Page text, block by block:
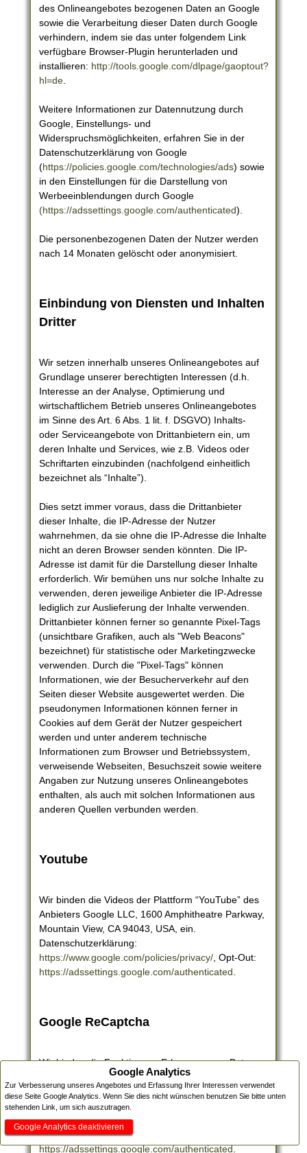
des Onlineangebotes bezogenen Daten an Google
sowie die Verarbeitung dieser Daten durch Google
verhindern, indem sie das unter folgendem Link
verfügbare Browser-Plugin herunterladen und
installieren: http://tools.google.com/dlpage/gaoptout?
hl=de.
Weitere Informationen zur Datennutzung durch
Google, Einstellungs- und
Widerspruchsmöglichkeiten, erfahren Sie in der
Datenschutzerklärung von Google
(https://policies.google.com/technologies/ads) sowie
in den Einstellungen für die Darstellung von
Werbeeinblendungen durch Google
(https://adssettings.google.com/authenticated).
Die personenbezogenen Daten der Nutzer werden
nach 14 Monaten gelöscht oder anonymisiert.
Einbindung von Diensten und Inhalten
Dritter
Wir setzen innerhalb unseres Onlineangebotes auf
Grundlage unserer berechtigten Interessen (d.h.
Interesse an der Analyse, Optimierung und
wirtschaftlichem Betrieb unseres Onlineangebotes
im Sinne des Art. 6 Abs. 1 lit. f. DSGVO) Inhalts-
oder Serviceangebote von Drittanbietern ein, um
deren Inhalte und Services, wie z.B. Videos oder
Schriftarten einzubinden (nachfolgend einheitlich
bezeichnet als “Inhalte”).
Dies setzt immer voraus, dass die Drittanbieter
dieser Inhalte, die IP-Adresse der Nutzer
wahrnehmen, da sie ohne die IP-Adresse die Inhalte
nicht an deren Browser senden könnten. Die IP-
Adresse ist damit für die Darstellung dieser Inhalte
erforderlich. Wir bemühen uns nur solche Inhalte zu
verwenden, deren jeweilige Anbieter die IP-Adresse
lediglich zur Auslieferung der Inhalte verwenden.
Drittanbieter können ferner so genannte Pixel-Tags
(unsichtbare Grafiken, auch als "Web Beacons"
bezeichnet) für statistische oder Marketingzwecke
verwenden. Durch die "Pixel-Tags" können
Informationen, wie der Besucherverkehr auf den
Seiten dieser Website ausgewertet werden. Die
pseudonymen Informationen können ferner in
Cookies auf dem Gerät der Nutzer gespeichert
werden und unter anderem technische
Informationen zum Browser und Betriebssystem,
verweisende Webseiten, Besuchszeit sowie weitere
Angaben zur Nutzung unseres Onlineangebotes
enthalten, als auch mit solchen Informationen aus
anderen Quellen verbunden werden.
Youtube
Wir binden die Videos der Plattform “YouTube” des
Anbieters Google LLC, 1600 Amphitheatre Parkway,
Mountain View, CA 94043, USA, ein.
Datenschutzerklärung:
https://www.google.com/policies/privacy/, Opt-Out:
https://adssettings.google.com/authenticated
Google ReCaptcha
Wir binden die Funktion zur Erkennung von Bots,
z.B. bei Eingaben in Onlineformularen
("ReCaptcha") des Anbieters Google LLC, 1600
Amphitheatre Parkway, Mountain View, CA 94043,
USA, ein. Datenschutzerklärung:
https://www.google.com/policies/privacy/
https://adssettings.google.com/authenticated.
Google Analytics
Zur Verbesserung unseres Angebotes und Erfassung Ihrer Interessen verwendet
diese Seite Google Analytics. Wenn Sie dies nicht wünschen benutzen Sie bitte unten
stehenden Link, um sich auszutragen.
Google Analytics deaktivieren